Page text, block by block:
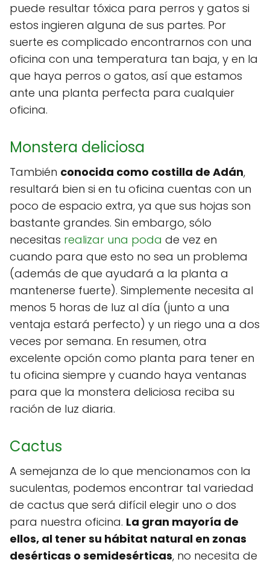
puede resultar tóxica para perros y gatos si
estos ingieren alguna de sus partes. Por
suerte es complicado encontrarnos con una
oficina con una temperatura tan baja, y en la
que haya perros o gatos, así que estamos
ante una planta perfecta para cualquier
oficina.
Monstera deliciosa
También conocida como costilla de Adán,
resultará bien si en tu oficina cuentas con un
poco de espacio extra, ya que sus hojas son
bastante grandes. Sin embargo, sólo
necesitas realizar una poda de vez en
cuando para que esto no sea un problema
(además de que ayudará a la planta a
mantenerse fuerte). Simplemente necesita al
menos 5 horas de luz al día (junto a una
ventaja estará perfecto) y un riego una a dos
veces por semana. En resumen, otra
excelente opción como planta para tener en
tu oficina siempre y cuando haya ventanas
para que la monstera deliciosa reciba su
ración de luz diaria.
Cactus
A semejanza de lo que mencionamos con la
suculentas, podemos encontrar tal variedad
de cactus que será difícil elegir uno o dos
para nuestra oficina. La gran mayoría de
ellos, al tener su hábitat natural en zonas
desérticas o semidesérticas, no necesita de